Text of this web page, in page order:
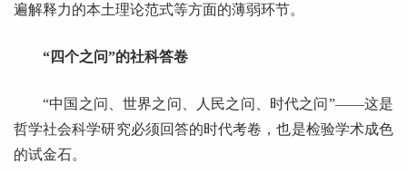
遍解释力的本土理论范式等方面的薄弱环节。
“四个之问”的社科答卷
“中国之问、世界之问、人民之问、时代之问”——这是
哲学社会科学研究必须回答的时代考卷，也是检验学术成色
的试金石。